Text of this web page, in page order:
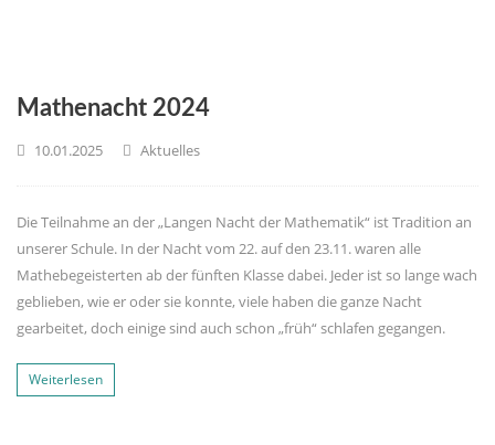
Mathenacht 2024
10.01.2025 Aktuelles
Die Teilnahme an der „Langen Nacht der Mathematik“ ist Tradition an
unserer Schule. In der Nacht vom 22. auf den 23.11. waren alle
Mathebegeisterten ab der fünften Klasse dabei. Jeder ist so lange wach
geblieben, wie er oder sie konnte, viele haben die ganze Nacht
gearbeitet, doch einige sind auch schon „früh“ schlafen gegangen.
Weiterlesen